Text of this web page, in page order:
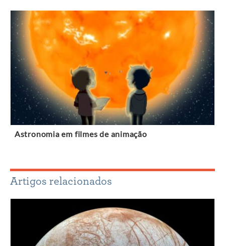
Astronomia em filmes de animação
Artigos relacionados